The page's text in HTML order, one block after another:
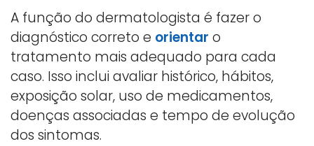
A função do dermatologista é fazer o
diagnóstico correto e orientar o
tratamento mais adequado para cada
caso. Isso inclui avaliar histórico, hábitos,
exposição solar, uso de medicamentos,
doenças associadas e tempo de evolução
dos sintomas.